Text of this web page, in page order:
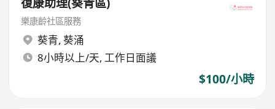
樂康齡社區服務
葵青, 葵涌
8小時以上/天, 工作日面議
$100/小時